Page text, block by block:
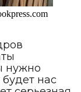
нужно
нас